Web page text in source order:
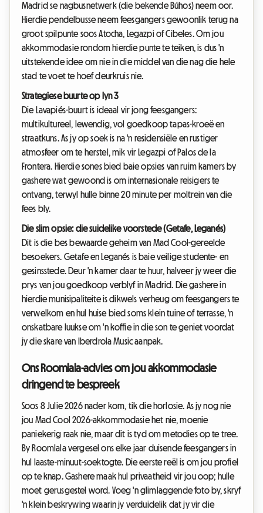
Madrid se nagbusnetwerk (die bekende Búhos) neem oor.
Hierdie pendelbusse neem feesgangers gewoonlik terug na
groot spilpunte soos Atocha, Legazpi of Cibeles. Om jou
akkommodasie rondom hierdie punte te teiken, is dus 'n
uitstekende idee om nie in die middel van die nag die hele
stad te voet te hoef deurkruis nie.
Strategiese buurte op lyn 3
Die Lavapiés-buurt is ideaal vir jong feesgangers:
multikultureel, lewendig, vol goedkoop tapas-kroeë en
straatkuns. As jy op soek is na 'n residensiële en rustiger
atmosfeer om te herstel, mik vir Legazpi of Palos de la
Frontera. Hierdie sones bied baie opsies van ruim kamers by
gashere wat gewoond is om internasionale reisigers te
ontvang, terwyl hulle binne 20 minute per moltrein van die
fees bly.
Die slim opsie: die suidelike voorstede (Getafe, Leganés)
Dit is die bes bewaarde geheim van Mad Cool-gereelde
besoekers. Getafe en Leganés is baie veilige studente- en
gesinsstede. Deur 'n kamer daar te huur, halveer jy weer die
prys van jou goedkoop verblyf in Madrid. Die gashere in
hierdie munisipaliteite is dikwels verheug om feesgangers te
verwelkom en hul huise bied soms klein tuine of terrasse, 'n
onskatbare luukse om 'n koffie in die son te geniet voordat
jy die skare van Iberdrola Music aanpak.
Ons Roomlala-advies om jou akkommodasie
dringend te bespreek
Soos 8 Julie 2026 nader kom, tik die horlosie. As jy nog nie
jou Mad Cool 2026-akkommodasie het nie, moenie
paniekerig raak nie, maar dit is tyd om metodies op te tree.
By Roomlala vergesel ons elke jaar duisende feesgangers in
hul laaste-minuut-soektogte. Die eerste reël is om jou profiel
op te knap. Gashere maak hul privaatheid vir jou oop; hulle
moet gerusgestel word. Voeg 'n glimlaggende foto by, skryf
'n klein beskrywing waarin jy verduidelik dat jy vir die